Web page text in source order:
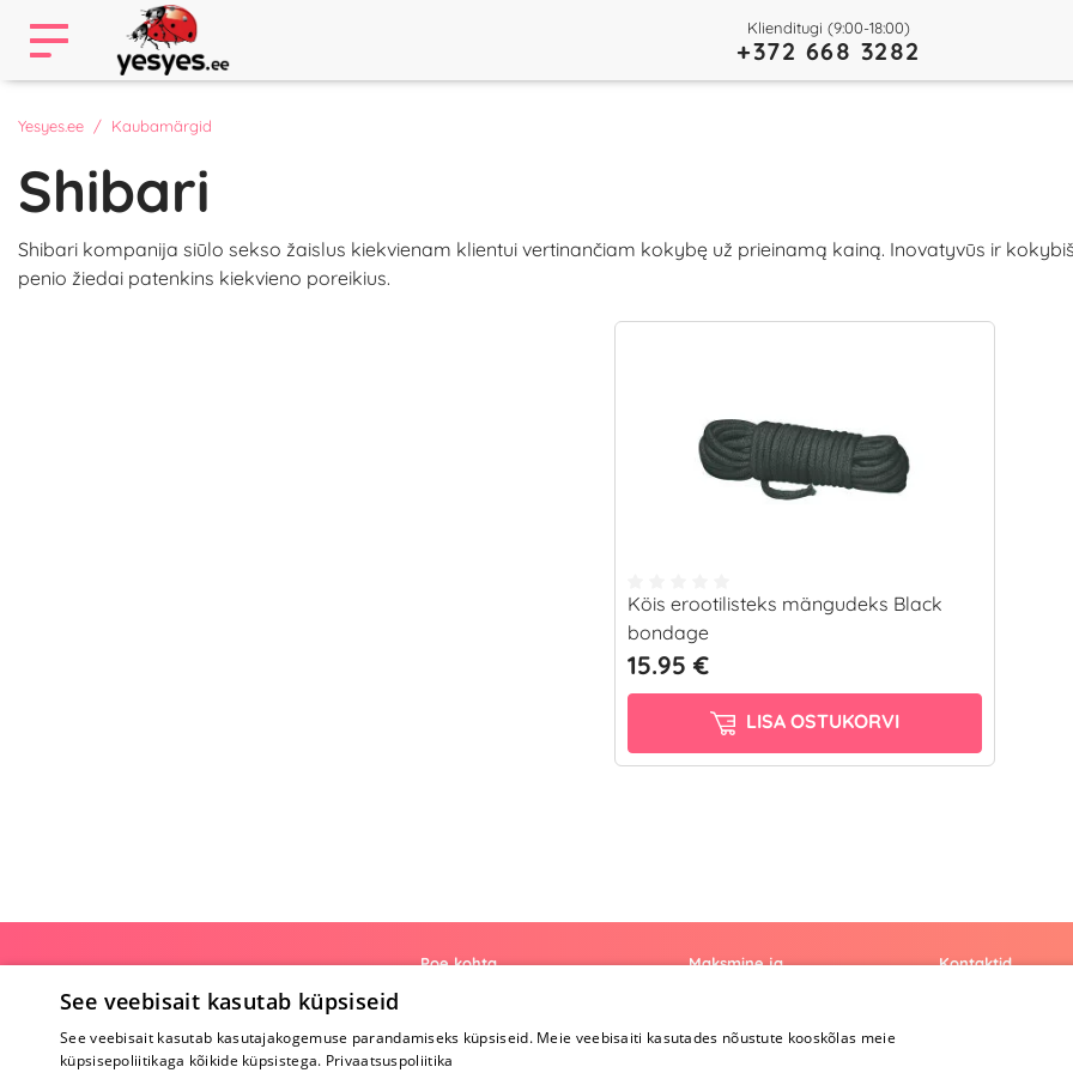
Klienditugi (9:00-18:00)
+372 668 3282
Yesyes.ee Kaubamärgid
Shibari
Shibari kompanija siūlo sekso žaislus kiekvienam klientui vertinančiam kokybę už prieinamą kainą. Inovatyvūs ir
penio žiedai patenkins kiekvieno poreikius.
Köis erootilisteks mängudeks Black
bondage
15.95 €
LISA OSTUKORVI
Poe kohta
Koostöö
Tagasiside
Maksmine ja
Maksmine ja
Kontaktid
See veebisait kasutab küpsiseid
See veebisait kasutab kasutajakogemuse parandamiseks küpsiseid. Meie veebisaiti kasutades nõustute kooskõlas meie
küpsisepoliitikaga kõikide küpsistega. Privaatsuspoliitika